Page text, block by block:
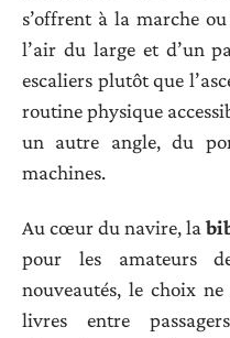
s’offrent à la marche
l’air du large et d’un
escaliers plutôt que
routine physique
un autre angle, du
machines.
Au cœur du navire, la
pour les amateurs
nouveautés, le choix ne
livres entre